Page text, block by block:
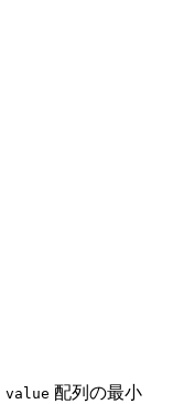
value 配列の最小